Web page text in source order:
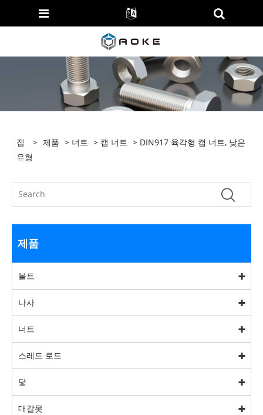
집 > 제품 > 너트 > 캡 너트 > DIN917 육각형 캡 너트, 낮은
유형
제품
볼트
나사
너트
스레드 로드
닻
대갈못